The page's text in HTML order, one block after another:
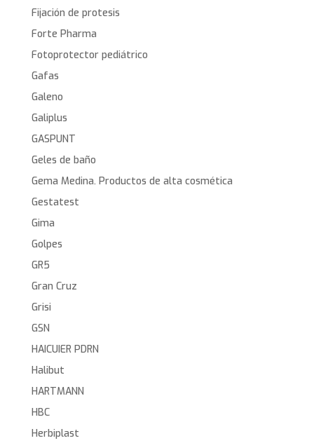
Fijación de protesis
Forte Pharma
Fotoprotector pediátrico
Gafas
Galeno
Galiplus
GASPUNT
Geles de baño
Gema Medina. Productos de alta cosmética
Gestatest
Gima
Golpes
GR5
Gran Cruz
Grisi
GSN
HAICUIER PDRN
Halibut
HARTMANN
HBC
Herbiplast